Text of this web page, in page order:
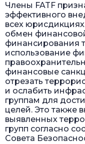
Члены FATF
эффективного
всех
обмен
финансирования
использование
финансовые
отрезать
и ослабить
группам для
целей. Это также
выявленных
групп согласно
Совета